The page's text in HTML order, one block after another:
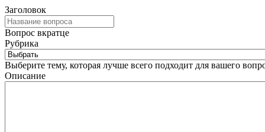
Заголовок
Вопрос вкратце
Рубрика
Выберите тему, которая лучше всего подходит для вашего
Описание